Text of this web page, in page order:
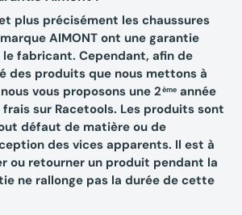
plus précisément les chaussures
AIMONT ont une garantie
le fabricant. Cependant, afin de
des produits que nous mettons à
vous proposons une 2ème année
sur Racetools. Les produits sont
défaut de matière ou de
des vices apparents. Il est à
ou retourner un produit pendant la
ne rallonge pas la durée de cette